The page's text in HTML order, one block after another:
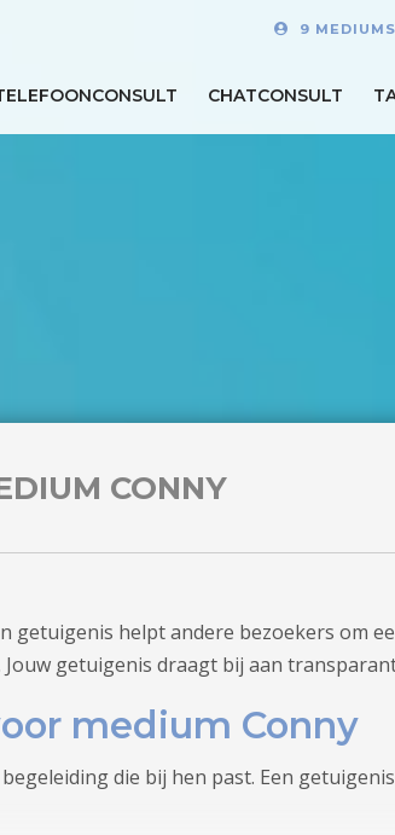
9
CHATCONSULT
CONNY
getuigenis helpt andere bezoekers om
getuigenis draagt bij aan
medium Conny
die bij hen past. Een